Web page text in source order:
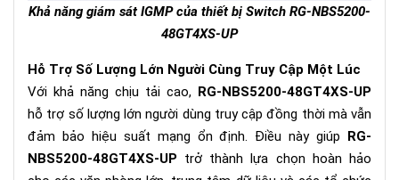
Khả năng giám sát IGMP của thiết bị Switch RG-NBS5200-
48GT4XS-UP
Hỗ Trợ Số Lượng Lớn Người Cùng Truy Cập Một Lúc
Với khả năng chịu tải cao, RG-NBS5200-48GT4XS-UP
hỗ trợ số lượng lớn người dùng truy cập đồng thời mà vẫn
đảm bảo hiệu suất mạng ổn định. Điều này giúp RG-
NBS5200-48GT4XS-UP trở thành lựa chọn hoàn hảo